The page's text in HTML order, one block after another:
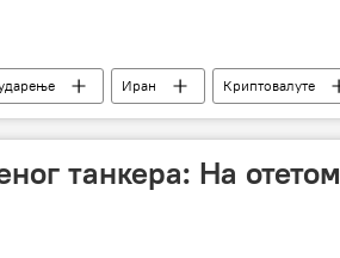
Иран Криптовалуте
танкера: На отетом